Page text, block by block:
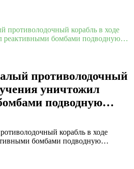
противолодочный корабль в ходе
реактивными бомбами подводную…
противолодочный
уничтожил
подводную…